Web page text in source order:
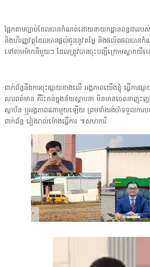
ផ្អែកតាមច្បាប់ដែលបានកំណត់ដោយនាយកដ្ឋានពន្ធដាររប
និងហិរញ្ញវត្ថុដែលបានផ្ដល់ជូននូវតម្លៃ និងផលិតផលបានកំ
ទៅតាមម៉ាកនីមួយៗ ដែលត្រូវបានចុះបញ្ជីក្រោមស្លាក
ពាក់ព័ន្ធនឹងការចុះផ្សាយខាងលើ អង្គភាពយើងខ្ញុំ ធ្វើការផ្សា
សារពត៌មាន គឺរិះគន់ក្នុងន័យស្ថាបនា មិនមានចេតនាញុះ
ស្ថាប័ន ឬអង្គភាពណាមួយឡើយ ព្រមទាំងរង់ចាំទទួលការ
ពាក់ព័ន្ធ រៀងរាល់ម៉ោងធ្វើការ ៕សហការី